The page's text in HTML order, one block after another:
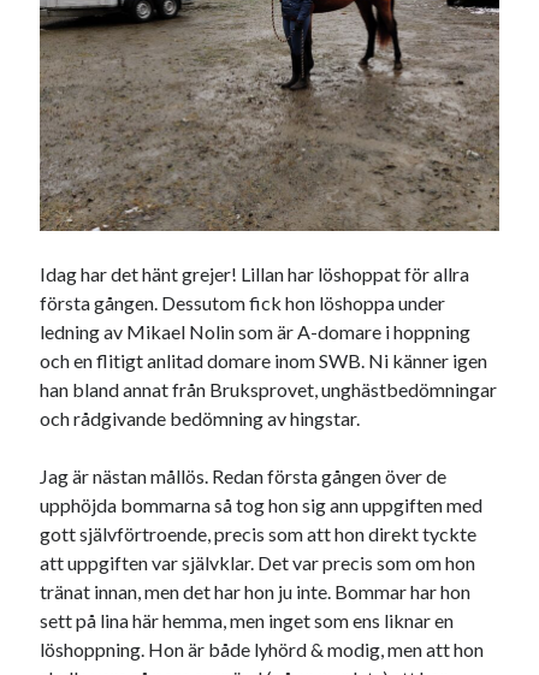
Idag har det hänt grejer! Lillan har löshoppat för allra
första gången. Dessutom fick hon löshoppa under
ledning av Mikael Nolin som är A-domare i hoppning
och en flitigt anlitad domare inom SWB. Ni känner igen
han bland annat från Bruksprovet, unghästbedömningar
och rådgivande bedömning av hingstar.
Jag är nästan mållös. Redan första gången över de
upphöjda bommarna så tog hon sig ann uppgiften med
gott självförtroende, precis som att hon direkt tyckte
att uppgiften var självklar. Det var precis som om hon
tränat innan, men det har hon ju inte. Bommar har hon
sett på lina här hemma, men inget som ens liknar en
löshoppning. Hon är både lyhörd & modig, men att hon